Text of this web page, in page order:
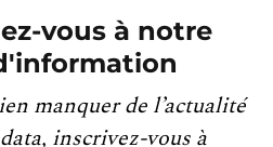
vous à notre
manquer de l’actualité
inscrivez-vous à